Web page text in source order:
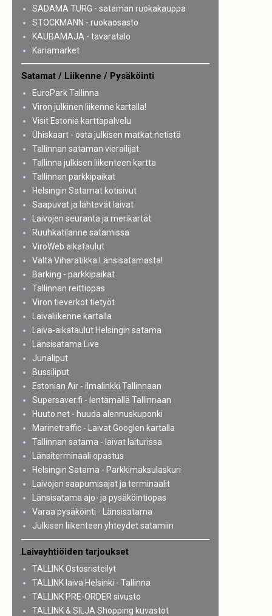
SADAMA TURG - sataman ruokakauppa
STOCKMANN - ruokaosasto
KAUBAMAJA - tavaratalo
Kariamarket
Satamat / Liikenne / Pysäköinti
EuroPark Tallinna
Viron julkinen liikenne kartalla!
Visit Estonia karttapalvelu
Ühiskaart - osta julkisen matkat netistä
Tallinnan sataman vierailijat
Tallinna julkisen liikenteen kartta
Tallinnan parkkipaikat
Helsingin Satamat kotisivut
Saapuvat ja lähtevät laivat
Laivojen seuranta ja merikartat
Ruuhkatilanne satamissa
ViroWeb aikataulut
Vältä Viharatikka Länsisatamasta!
Barking - parkkipaikat
Tallinnan reittiopas
Viron tieverkot tietyöt
Laivaliikenne kartalla
Laiva-aikataulut Helsingin satama
Länsisatama Live
Junaliput
Bussiliput
Estonian Air - ilmalinkki Tallinnaan
Supersaver.fi - lentämällä Tallinnaan
Huuto.net - huuda alennuskuponki
Marinetraffic - Laivat Googlen kartalla
Tallinnan satama - laivat laiturissa
Länsiterminaali opastus
Helsingin Satama - Parkkimaksulaskuri
Laivojen saapumisajat ja terminaalit
Länsisatama ajo- ja pysäköintiopas
Varaa pysäköinti - Länsisatama
Julkisen liikenteen yhteydet satamiin
Laivayhtiöiden tarjoukset
TALLINK Ostosristeilyt
TALLINK laiva Helsinki - Tallinna
TALLINK PRE-ORDER sivusto
TALLINK & SILJA Shopping kuvastot